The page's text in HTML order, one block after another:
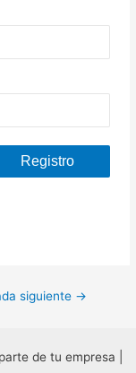
siguiente →
de tu empresa |